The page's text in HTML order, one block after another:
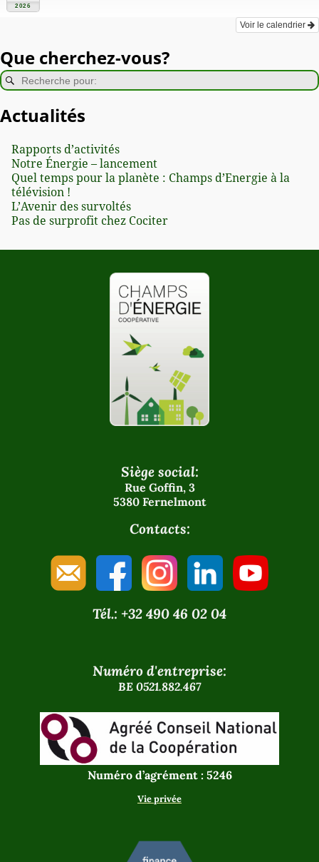
2026
Voir le calendrier
Que cherchez-vous?
Actualités
Rapports d’activités
Notre Énergie – lancement
Quel temps pour la planète : Champs d’Energie à la
télévision !
L’Avenir des survoltés
Pas de surprofit chez Cociter
Siège social:
Rue Goffin, 3
5380 Fernelmont
Contacts:
Tél.: +32 490 46 02 04
Numéro d'entreprise:
BE 0521.882.467
Numéro d’agrément : 5246
Vie privée